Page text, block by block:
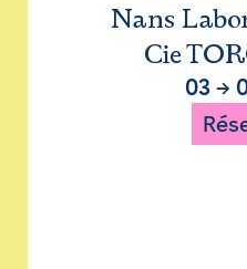
Nans
Cie
03 →